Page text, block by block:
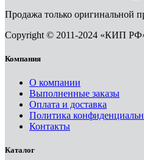
Продажа только оригинальной
Copyright © 2011-2024 «КИП
Компания
О компании
Выполненные заказы
Оплата и доставка
Политика
Контакты
Каталог